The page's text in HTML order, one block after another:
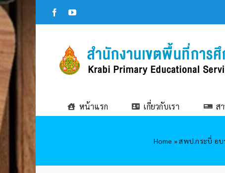
Skip
to
content
FacebookYouTube
หน้าแรก เกี่ยวกับเรา ส
Home »สพป.กระบี่ อบร